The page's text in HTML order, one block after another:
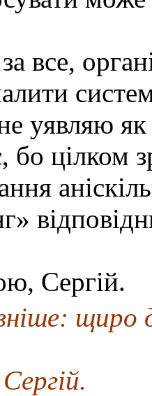
все,
уявляю
бо цілком
Сергій.
щиро